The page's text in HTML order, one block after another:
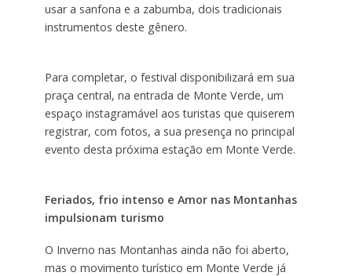
usar a sanfona e a zabumba, dois tradicionais
instrumentos deste gênero.
Para completar, o festival disponibilizará em sua
praça central, na entrada de Monte Verde, um
espaço instagramável aos turistas que quiserem
registrar, com fotos, a sua presença no principal
evento desta próxima estação em Monte Verde.
Feriados, frio intenso e Amor nas Montanhas
impulsionam turismo
O Inverno nas Montanhas ainda não foi aberto,
mas o movimento turístico em Monte Verde já